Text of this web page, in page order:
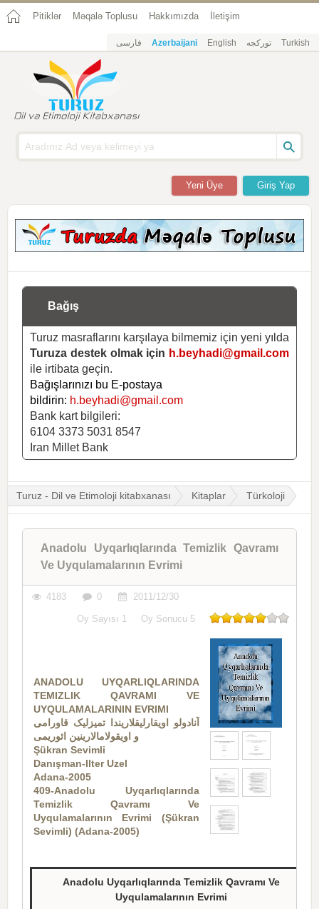
Pitiklər Məqalə Toplusu Hakkımızda İletişim
فارسی Azerbaijani English تورکجه Turkish
Giriş Yap
Yeni Üye
Bağış
Turuz masraflarını karşılaya bilmemiz için yeni yılda
Turuza destek olmak için h.beyhadi@gmail.com
ile irtibata geçin.
Bağışlarınızı bu E-postaya
bildirin: h.beyhadi@gmail.com
Bank kart bilgileri:
6104 3373 5031 8547
Iran Millet Bank
Turuz - Dil və Etimoloji kitabxanası Kitaplar Türkoloji
Anadolu Uyqarlıqlarında Temizlik Qavramı
Ve Uyqulamalarının Evrimi
4183 0 2011/12/30
Oy Sayısı 1 Oy Sonucu 5
ANADOLU UYQARLIQLARINDA
TEMIZLIK QAVRAMI VE
UYQULAMALARININ EVRIMI
آنادولو اویقارلیقلاریندا تمیزلیک قاورامی
و اویقولاما‌لارینین ائوریمی
Şükran Sevimli
Danışman-Ilter Uzel
Adana-2005
409-Anadolu Uyqarlıqlarında
Temizlik Qavramı Ve
Uyqulamalarının Evrimi (Şükran
Sevimli) (Adana-2005)
Anadolu Uyqarlıqlarında Temizlik Qavramı Ve
Uyqulamalarının Evrimi